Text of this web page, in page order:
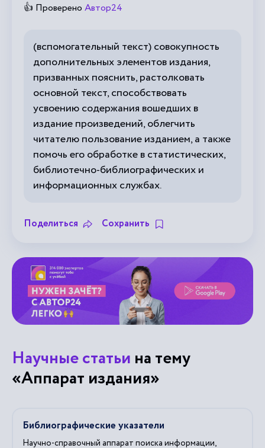
👍 Проверено Автор24
(вспомогательный текст) совокупность
дополнительных элементов издания,
призванных пояснить, растолковать
основной текст, способствовать
усвоению содержания вошедших в
издание произведений, облегчить
читателю пользование изданием, а также
помочь его обработке в статистических,
библиотечно-библиографических и
информационных службах.
Поделиться Сохранить
Научные статьи на тему
«Аппарат издания»
Библиографические указатели
Научно-справочный аппарат поиска информации,